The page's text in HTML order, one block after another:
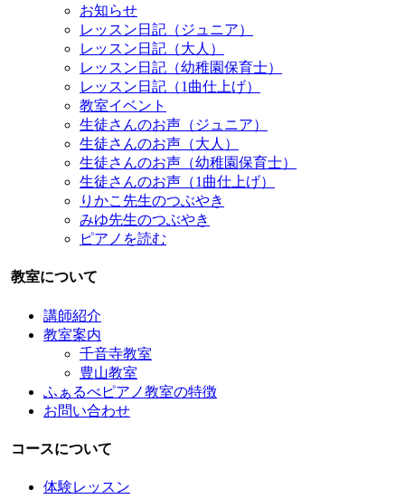
お知らせ
レッスン日記（ジュニア）
レッスン日記（大人）
レッスン日記（幼稚園保育士）
レッスン日記（1曲仕上げ）
教室イベント
生徒さんのお声（ジュニア）
生徒さんのお声（大人）
生徒さんのお声（幼稚園保育士）
生徒さんのお声（1曲仕上げ）
りかこ先生のつぶやき
みゆ先生のつぶやき
ピアノを読む
教室について
講師紹介
教室案内
千音寺教室
豊山教室
ふぁるべピアノ教室の特徴
お問い合わせ
コースについて
体験レッスン